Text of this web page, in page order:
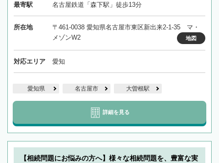
最寄駅 名古屋鉄道「森下駅」徒歩13分
所在地
〒461-0038 愛知県名古屋市東区新出来2-1-35 マ・
メゾンW2
地図
対応エリア 愛知
愛知県 名古屋市 大曽根駅
詳細を見る
【相続問題にお悩みの方へ】様々な相続問題を、豊富な実